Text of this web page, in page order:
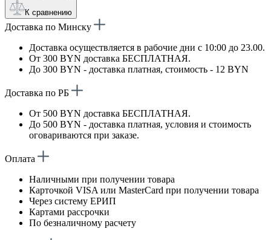
К сравнению
Доставка по Минску
Доставка осуществляется в рабочие дни с 10:00 до 23.00.
От 300 BYN доставка БЕСПЛАТНАЯ.
До 300 BYN - доставка платная, стоимость - 12 BYN
Доставка по РБ
От 500 BYN доставка БЕСПЛАТНАЯ.
До 500 BYN - доставка платная, условия и стоимость
оговариваются при заказе.
Оплата
Наличными при получении товара
Карточкой VISA или MasterCard при получении товара
Через систему ЕРИП
Картами рассрочки
По безналичному расчету